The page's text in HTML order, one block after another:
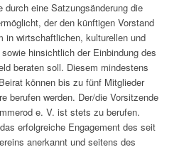
durch eine Satzungsänderung die
der den künftigen Vorstand
in wirtschaftlichen, kulturellen und
hinsichtlich der Einbindung des
beraten soll. Diesem mindestens
können bis zu fünf Mitglieder
berufen werden. Der/die Vorsitzende
e. V. ist stets zu berufen.
erfolgreiche Engagement des seit
anerkannt und seitens des